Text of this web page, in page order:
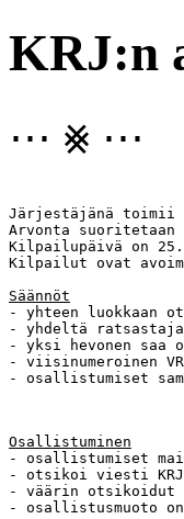
KRJ:n
⋯ ⨳ ⋯
Järjestäjänä toimii
Arvonta suoritetaan
Kilpailupäivä on
Kilpailut ovat
Säännöt
- yhteen luokkaan
- yhdeltä
- yksi hevonen saa
- viisinumeroinen
- osallistumiset
Osallistuminen
- osallistumiset
- otsikoi viesti KRJ
- väärin otsikoidut
- osallistusmuoto